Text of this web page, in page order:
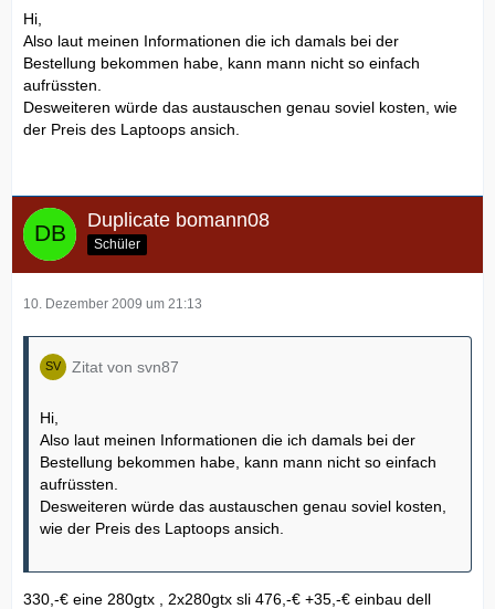
Hi,
Also laut meinen Informationen die ich damals bei der
Bestellung bekommen habe, kann mann nicht so einfach
aufrüssten.
Desweiteren würde das austauschen genau soviel kosten, wie
der Preis des Laptoops ansich.
Duplicate bomann08
Schüler
10. Dezember 2009 um 21:13
Zitat von svn87
Hi,
Also laut meinen Informationen die ich damals bei der
Bestellung bekommen habe, kann mann nicht so einfach
aufrüssten.
Desweiteren würde das austauschen genau soviel kosten,
wie der Preis des Laptoops ansich.
330,-€ eine 280gtx , 2x280gtx sli 476,-€ +35,-€ einbau dell